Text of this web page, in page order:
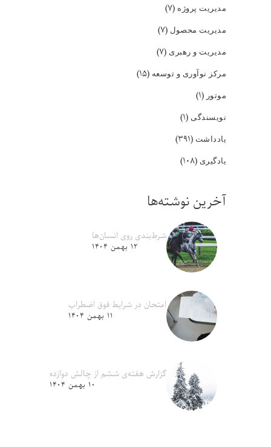
مدیریت پروژه (۷)
مدیریت محصول (۷)
مدیریت و رهبری (۷)
مرکز نوآوری و توسعه (۱۵)
موتور (۱)
نویسندگی (۱)
یادداشت (۳۹۱)
یادگیری (۱۰۸)
آخرین نوشته‌ها
شرط‌بندی روی انسان‌ها
۱۲ بهمن ۱۴۰۴
امتحان در شرایط فوق اضطراب
۱۱ بهمن ۱۴۰۴
گزارش هفته‌ی ششم از چالش دوازده
۱۰ بهمن ۱۴۰۴